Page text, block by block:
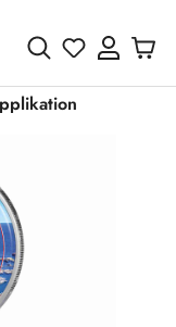
Du hast 0